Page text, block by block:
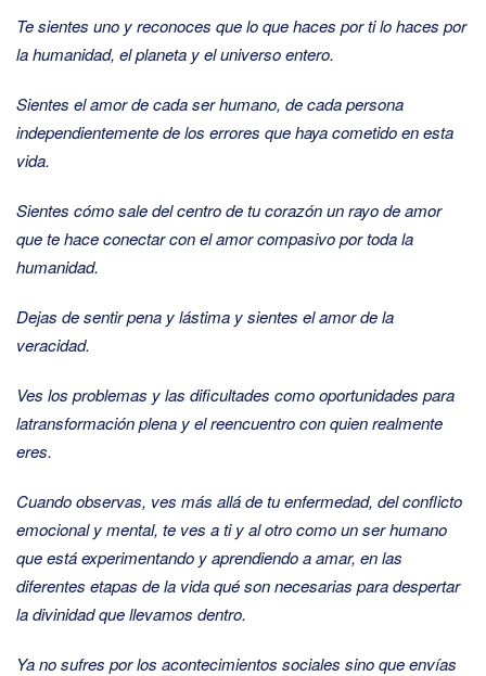
Te sientes uno y reconoces que lo que haces por ti lo haces por
la humanidad, el planeta y el universo entero.
Sientes el amor de cada ser humano, de cada persona
independientemente de los errores que haya cometido en esta
vida.
Sientes cómo sale del centro de tu corazón un rayo de amor
que te hace conectar con el amor compasivo por toda la
humanidad.
Dejas de sentir pena y lástima y sientes el amor de la
veracidad.
Ves los problemas y las dificultades como oportunidades para
latransformación plena y el reencuentro con quien realmente
eres.
Cuando observas, ves más allá de tu enfermedad, del conflicto
emocional y mental, te ves a ti y al otro como un ser humano
que está experimentando y aprendiendo a amar, en las
diferentes etapas de la vida qué son necesarias para despertar
la divinidad que llevamos dentro.
Ya no sufres por los acontecimientos sociales sino que envías